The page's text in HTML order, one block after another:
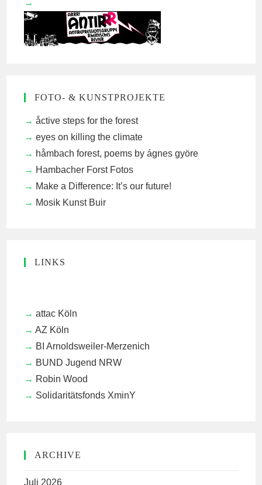
FOTO- & KUNSTPROJEKTE
åctive steps for the forest
eyes on killing the climate
håmbach forest, poems by ágnes györe
Hambacher Forst Fotos
Make a Difference: It’s our future!
Mosik Kunst Buir
LINKS
attac Köln
AZ Köln
BI Arnoldsweiler-Merzenich
BUND Jugend NRW
Robin Wood
Solidaritätsfonds XminY
ARCHIVE
Juli 2026